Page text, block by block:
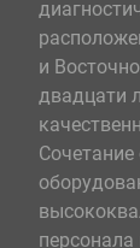
и
двадцати